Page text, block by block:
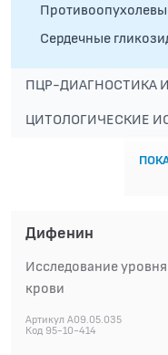
Сердечные
ПЦР-ДИАГНОСТИКА
ЦИТОЛОГИЧЕСКИЕ
Дифенин
Исследование
крови
Артикул A09.05.035
Код 95-10-414